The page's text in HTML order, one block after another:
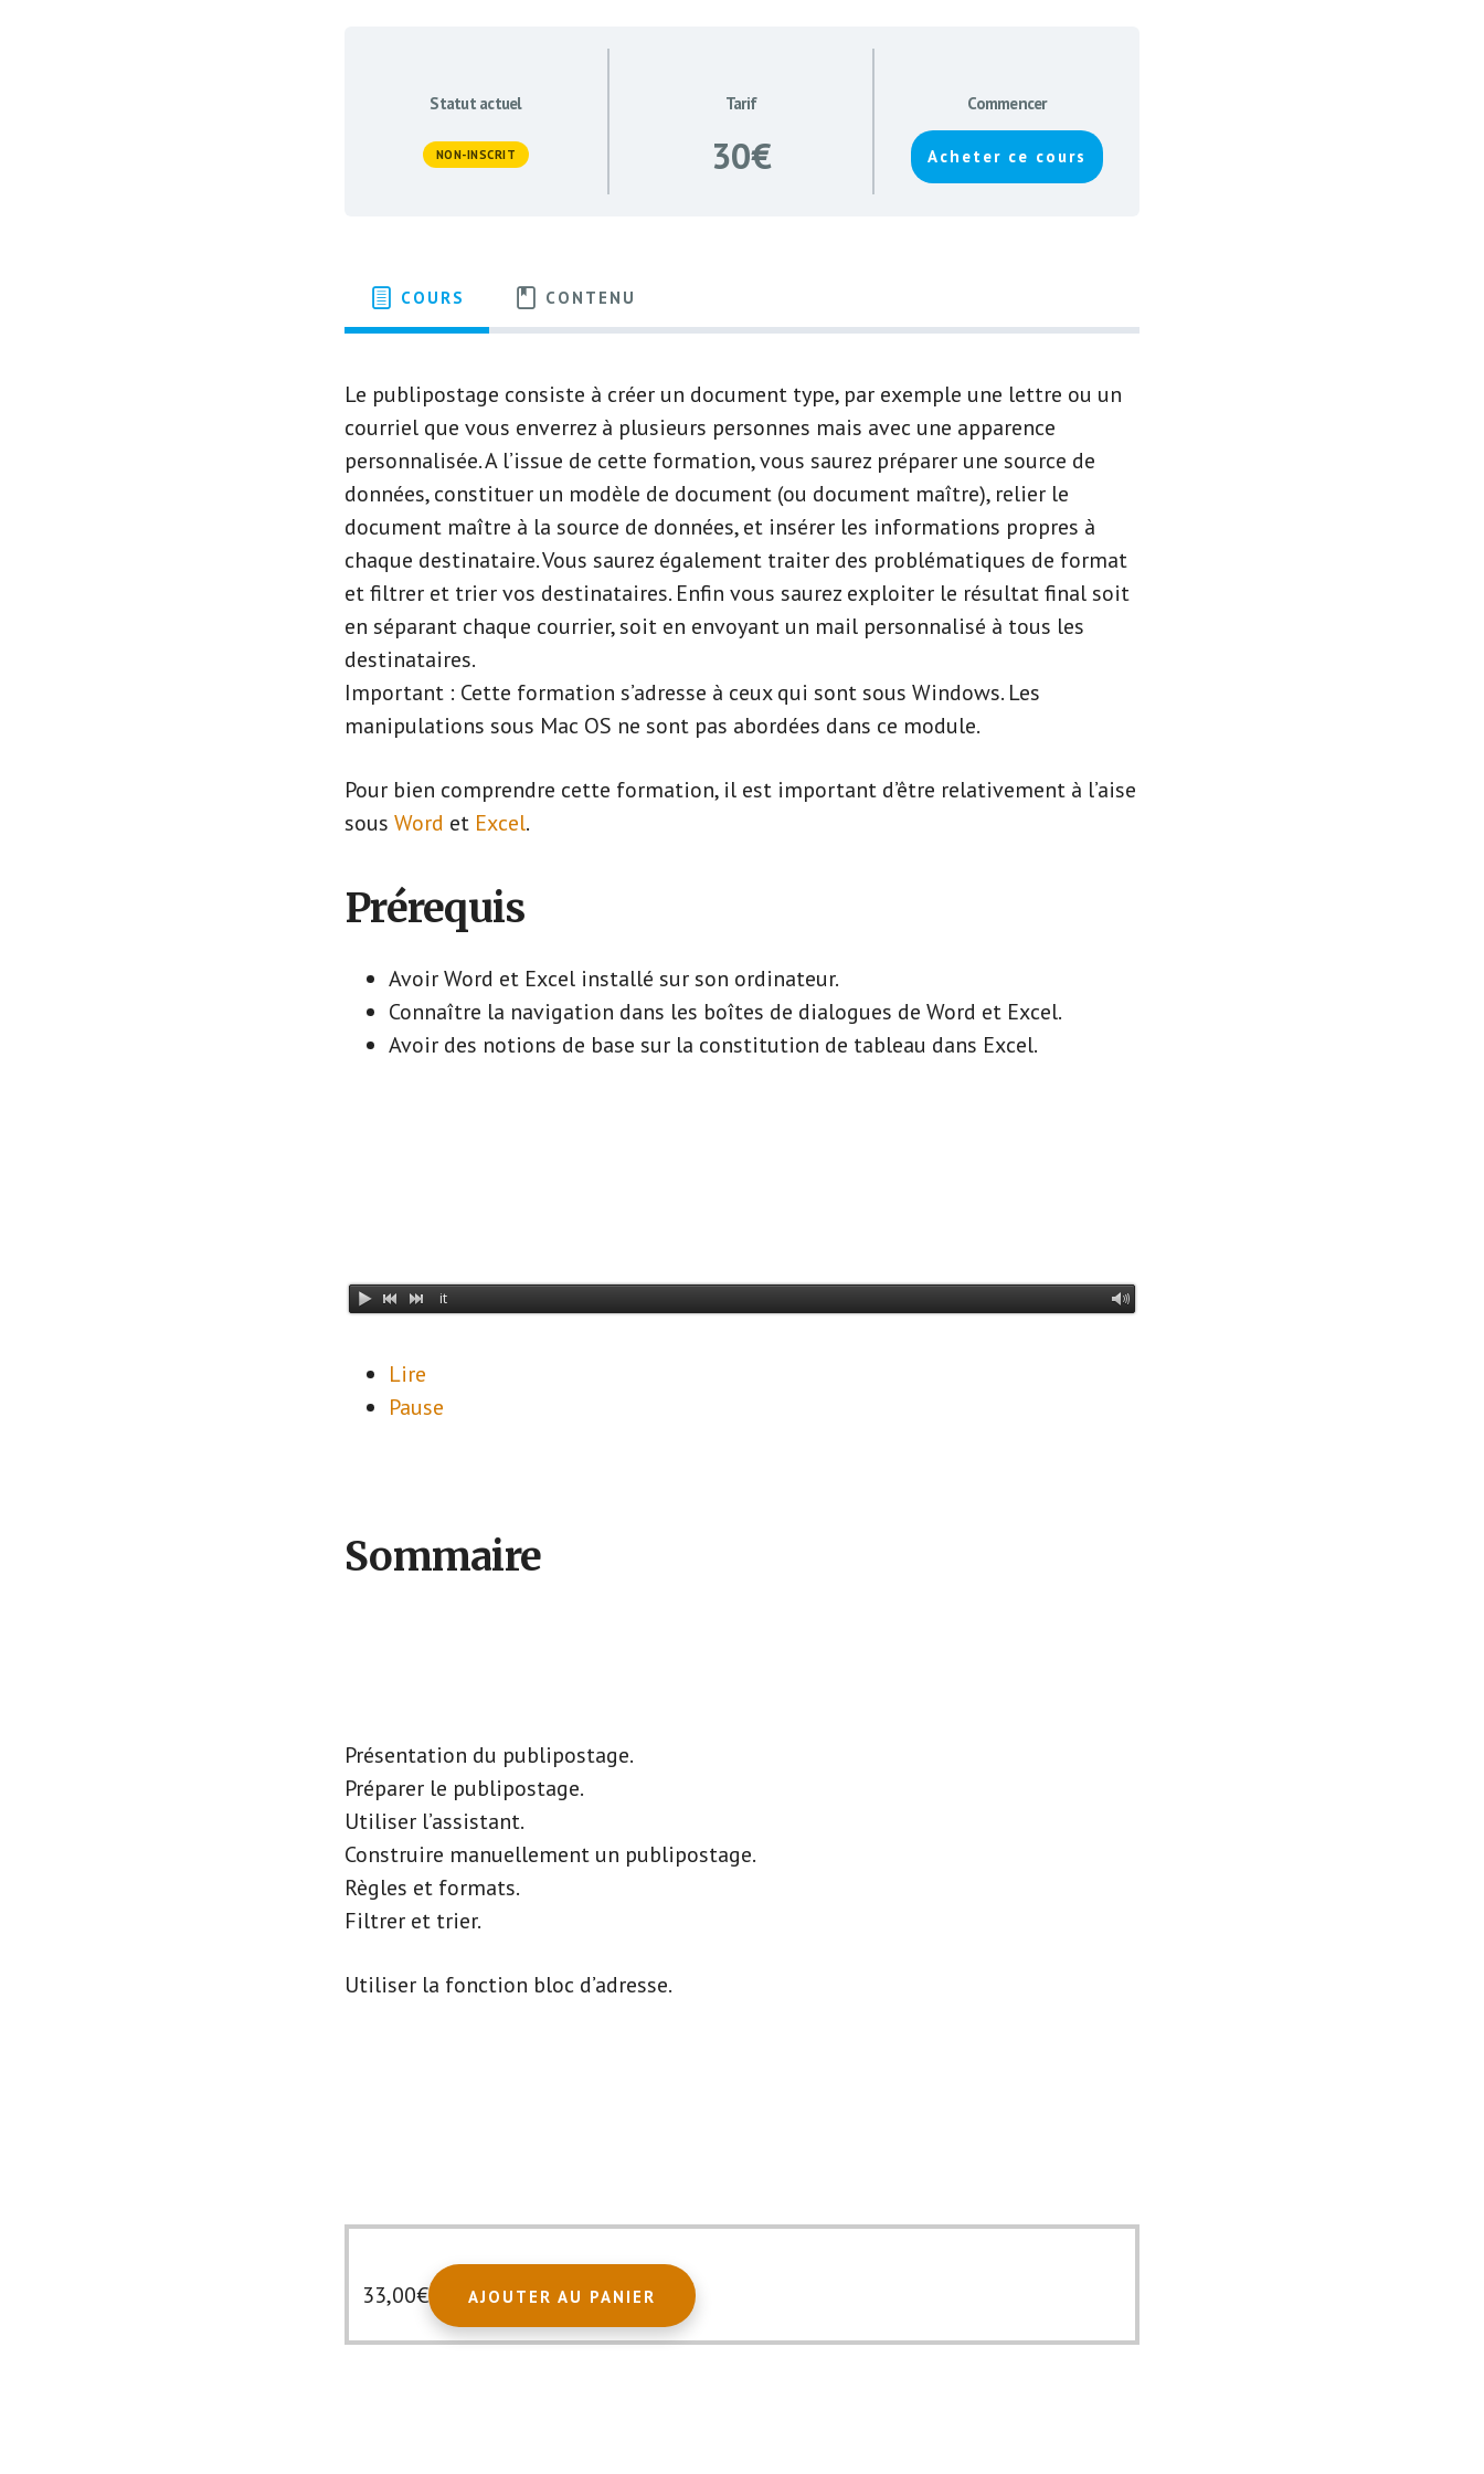
Statut actuel
NON-INSCRIT
Tarif
30€
Commencer
Acheter ce cours
COURS CONTENU
Le publipostage consiste à créer un document type, par exemple une lettre ou un
courriel que vous enverrez à plusieurs personnes mais avec une apparence
personnalisée. A l’issue de cette formation, vous saurez préparer une source de
données, constituer un modèle de document (ou document maître), relier le
document maître à la source de données, et insérer les informations propres à
chaque destinataire. Vous saurez également traiter des problématiques de format
et filtrer et trier vos destinataires. Enfin vous saurez exploiter le résultat final soit
en séparant chaque courrier, soit en envoyant un mail personnalisé à tous les
destinataires.
Important : Cette formation s’adresse à ceux qui sont sous Windows. Les
manipulations sous Mac OS ne sont pas abordées dans ce module.
Pour bien comprendre cette formation, il est important d’être relativement à l’aise
sous Word et Excel.
Prérequis
Avoir Word et Excel installé sur son ordinateur.
Connaître la navigation dans les boîtes de dialogues de Word et Excel.
Avoir des notions de base sur la constitution de tableau dans Excel.
Lire
Pause
Sommaire
Présentation du publipostage.
Préparer le publipostage.
Utiliser l’assistant.
Construire manuellement un publipostage.
Règles et formats.
Filtrer et trier.
Utiliser la fonction bloc d’adresse.
33,00€ AJOUTER AU PANIER